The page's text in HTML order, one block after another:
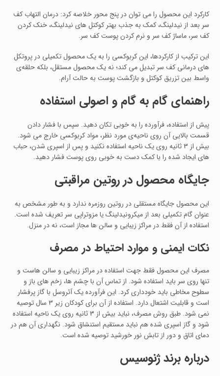
کارکرد این محصول را می‌ توان در پنج محور خلاصه کرد: درمان التهاب کف
سر بعد از نیدلینگ، کمک به جذب بهتر کوکتل‌ های نیدلینگ، خنک‌ کردن
کف سر، ماساژ کف سر و نرم کردن پوست کف سر.
این ترکیب از کارکردها، این کربوکسی را به یک محصول تکمیلی در پروتکل‌
های درمانی کف سر تبدیل می‌ کند؛ نه یک محصول مستقل، بلکه حلقه‌ی
واسط بین تزریق کوکتل و بازگشت پوست به حالت آرام.
راهنمای گام‌ به‌ گام و اصولی استفاده
پیش از استفاده، فرآورده را به‌ خوبی تکان دهید. سپس با فشار دادن
قسمت بالایی آن روی ناحیه‌ی مورد نظر، مواد کربوکسی خارج می‌ شود.
بیش از 3 ثانیه روی یک ناحیه استفاده نکنید و پس از اسپری شدن، حباب‌
های ایجاد شده را با کمک دست به‌ خوبی روی پوست فشار دهید.
جایگاه محصول در روتین مراقبتی
این محصول جایگاه مستقلی در روتین روزمره ندارد و به‌ طور مشخص به‌
عنوان گام تکمیلی بعد از میکرونیدلینگ یا مزوتراپی سر تعریف شده است.
استفاده از آن فقط در مراکز زیبایی و سالن‌ ها مجاز است، نه در منزل.
نکات ایمنی و موارد احتیاط در مصرف
مصرف این محصول فقط جهت استفاده در مراکز زیبایی و سالن‌ هاست و
تنها روی سر باید استفاده شود. از تماس آن با چشم‌ ها، زخم‌ های باز و
سطوح مخاطی باید خودداری کرد. این فرآورده یک آئروسل با گاز پرفشار
است و قابلیت اشتعال دارد. استفاده از آن برای کودکان زیر 3 سال توصیه
نمی‌ شود. طبق روش مصرف، نباید بیش از 3 ثانیه روی یک ناحیه استفاده
شود و گاز اسپری‌ شده هم نباید مستقیم استنشاق شود. نگهداری آن هم در
دمای اتاق و دور از تابش نور خورشید توصیه شده است.
درباره برند ژنوسیس